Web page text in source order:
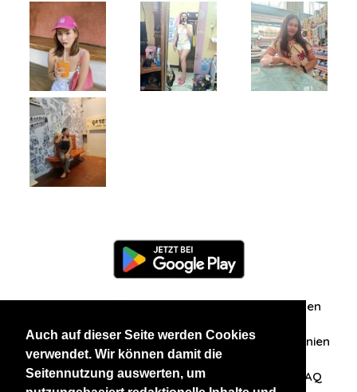
Auch auf dieser Seite werden Cookies
verwendet. Wir können damit die
Seitennutzung auswerten, um
Zuschriften/Erfahrungen
Datenschutzerklärung AGB Datenschutzrichtlinien
Nehmen Sie Kontakt mit uns auf FAQ